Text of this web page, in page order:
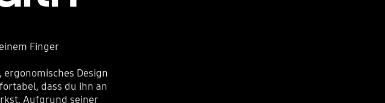
Finger
Design
dass du ihn an
Aufgrund seiner